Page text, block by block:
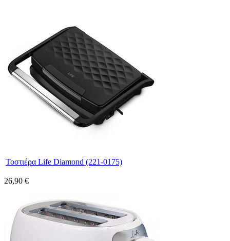
Τοστιέρα Life Diamond (221-0175)
26,90 €